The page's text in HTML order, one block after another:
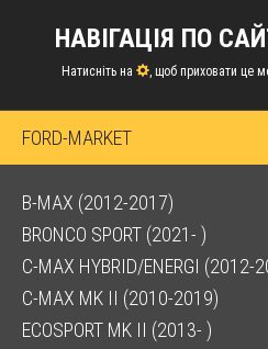
НАВІГАЦІЯ ПО
Натисніть на , щоб приховати це
FORD-MARKET
B-MAX (2012-2017)
BRONCO SPORT (2021- )
C-MAX HYBRID/ENERGI (2012-
C-MAX MK II (2010-2019)
ECOSPORT MK II (2013- )